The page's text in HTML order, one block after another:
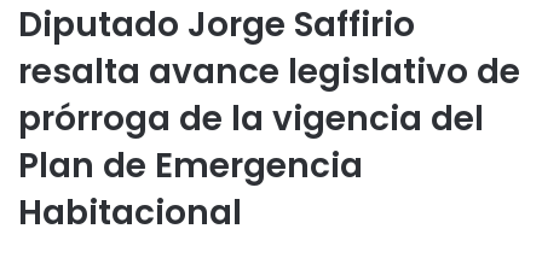
Diputado Jorge Saffirio
resalta avance legislativo de
prórroga de la vigencia del
Plan de Emergencia
Habitacional